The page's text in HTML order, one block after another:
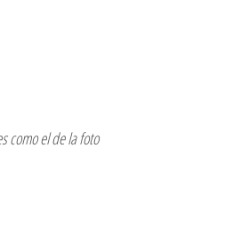
como el de la foto